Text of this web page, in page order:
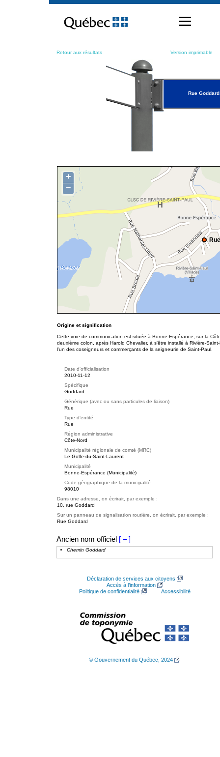
contenu
Retour aux résultats Version imprimable
Rue Goddard
+
−
Origine et signification
Cette voie de communication est située à Bonne-Espérance, sur la
deuxième colon, après Harold Chevalier, à s'être installé à Rivière-
l'un des coseigneurs et commerçants de la seigneurie de Saint-Paul.
Date d'officialisation
2010-11-12
Spécifique
Goddard
Générique (avec ou sans particules de liaison)
Rue
Type d'entité
Rue
Région administrative
Côte-Nord
Municipalité régionale de comté (MRC)
Le Golfe-du-Saint-Laurent
Municipalité
Bonne-Espérance (Municipalité)
Code géographique de la municipalité
98010
Dans une adresse, on écrirait, par exemple :
10, rue Goddard
Sur un panneau de signalisation routière, on écrirait, par exemple :
Rue Goddard
Ancien nom officiel [ – ]
Chemin Goddard
Déclaration de services aux citoyens
Accès à l’information
Politique de confidentialité
Accessibilité
© Gouvernement du Québec, 2024